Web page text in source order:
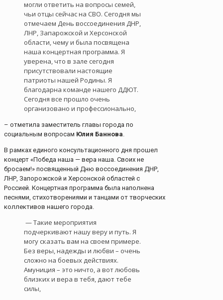
могли ответить на вопросы семей,
чьи отцы сейчас на СВО. Сегодня мы
отмечаем День воссоединения ДНР,
ЛНР, Запарожской и Херсонской
области, чему и была посвящена
наша концертная программа. Я
уверена, что в зале сегодня
присутствовали настоящие
патриоты нашей Родины. Я
благодарна команде нашего ДДЮТ.
Сегодня все прошло очень
организовано и профессионально,
– отметила заместитель главы города по
социальным вопросам Юлия Баннова.
В рамках единого консультационного дня прошел
концерт «Победа наша — вера наша. Своих не
бросаем!» посвященный Дню воссоединения ДНР,
ЛНР, Запорожской и Херсонской областей с
Россией. Концертная программа была наполнена
песнями, стихотворениями и танцами от творческих
коллективов нашего города.
— Такие мероприятия
подчеркивают нашу веру и путь. Я
могу сказать вам на своем примере.
Без веры, надежды и любви – очень
сложно на боевых действиях.
Амуниция – это ничто, а вот любовь
близких и вера в тебя, дают тебе
силы,